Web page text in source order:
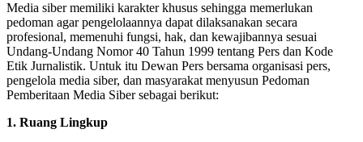
Media siber memiliki karakter khusus sehingga memerlukan
pedoman agar pengelolaannya dapat dilaksanakan secara
profesional, memenuhi fungsi, hak, dan kewajibannya sesuai
Undang-Undang Nomor 40 Tahun 1999 tentang Pers dan Kode
Etik Jurnalistik. Untuk itu Dewan Pers bersama organisasi pers,
pengelola media siber, dan masyarakat menyusun Pedoman
Pemberitaan Media Siber sebagai berikut:
1. Ruang Lingkup